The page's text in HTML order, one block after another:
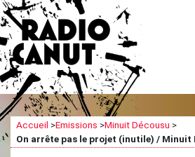
Accueil >Emissions >Minuit Décousu >
On arrête pas le projet (inutile) / Minuit